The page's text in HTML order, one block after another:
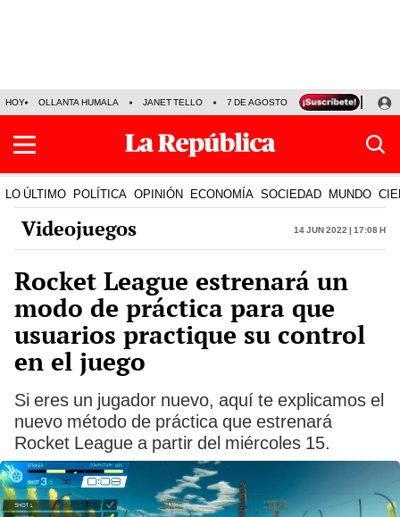
HOY OLLANTA HUMALA JANET TELLO 7 DE AGOSTO TINKA RESULTADOS
LO ÚLTIMO POLÍTICA OPINIÓN ECONOMÍA SOCIEDAD MUNDO
Videojuegos 14 Jun 2022 | 17:08 h
Rocket League estrenará un
modo de práctica para que
usuarios practique su control
en el juego
Si eres un jugador nuevo, aquí te explicamos el
nuevo método de práctica que estrenará
Rocket League a partir del miércoles 15.